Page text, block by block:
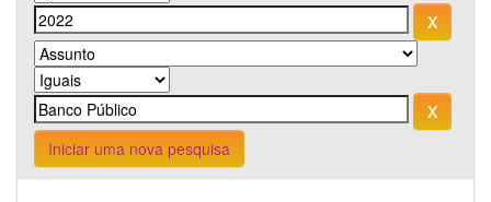
Iniciar uma nova pesquisa